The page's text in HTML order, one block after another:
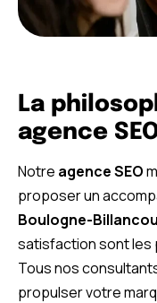
La
agence
Notre agence SEO
proposer un
Boulogne-
satisfaction sont les
Tous nos
propulser votre